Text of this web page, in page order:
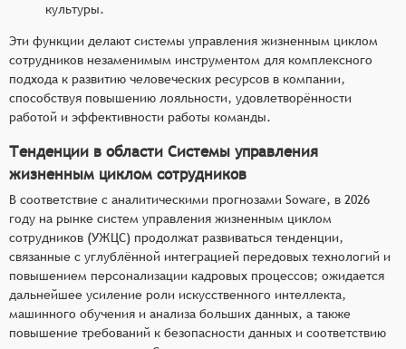
культуры.
Эти функции делают системы управления жизненным циклом
сотрудников незаменимым инструментом для комплексного
подхода к развитию человеческих ресурсов в компании,
способствуя повышению лояльности, удовлетворённости
работой и эффективности работы команды.
Тенденции в области Системы управления
жизненным циклом сотрудников
В соответствие с аналитическими прогнозами Soware, в 2026
году на рынке систем управления жизненным циклом
сотрудников (УЖЦС) продолжат развиваться тенденции,
связанные с углублённой интеграцией передовых технологий и
повышением персонализации кадровых процессов; ожидается
дальнейшее усиление роли искусственного интеллекта,
машинного обучения и анализа больших данных, а также
повышение требований к безопасности данных и соответствию